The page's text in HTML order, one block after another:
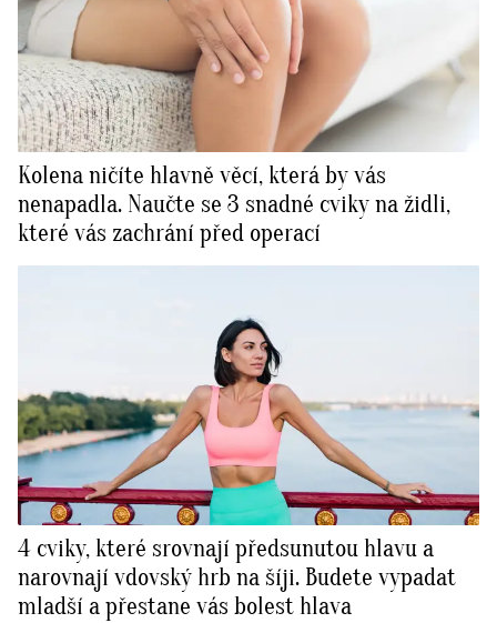
Kolena ničíte hlavně věcí, která by vás
nenapadla. Naučte se 3 snadné cviky na židli,
které vás zachrání před operací
4 cviky, které srovnají předsunutou hlavu a
narovnají vdovský hrb na šíji. Budete vypadat
mladší a přestane vás bolest hlava